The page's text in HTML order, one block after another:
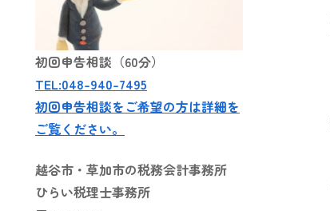
初回申告相談（60分）
TEL:048-940-7495
初回申告相談をご希望の方は詳細を
ご覧ください。
越谷市・草加市の税務会計事務所
ひらい税理士事務所